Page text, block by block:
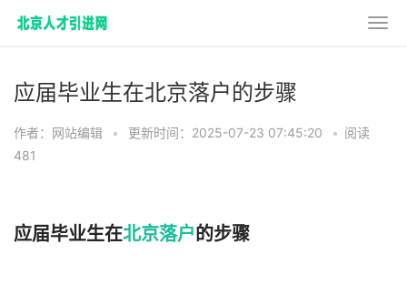
应届毕业生在北京落户的步骤
作者：网站编辑 • 更新时间：2025-07-23 07:45:20 • 阅读
481
应届毕业生在北京落户的步骤